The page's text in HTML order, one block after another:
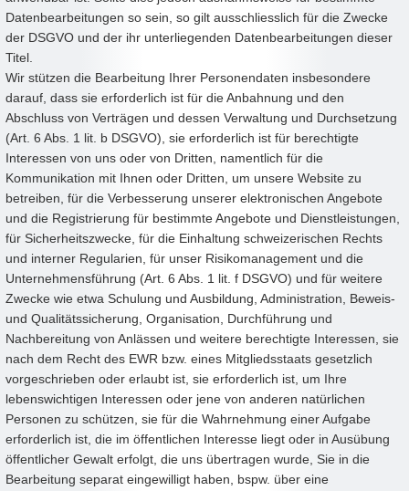
Datenbearbeitungen so sein, so gilt ausschliesslich für die Zwecke
der DSGVO und der ihr unterliegenden Datenbearbeitungen dieser
Titel.
Wir stützen die Bearbeitung Ihrer Personendaten insbesondere
darauf, dass sie erforderlich ist für die Anbahnung und den
Abschluss von Verträgen und dessen Verwaltung und Durchsetzung
(Art. 6 Abs. 1 lit. b DSGVO), sie erforderlich ist für berechtigte
Interessen von uns oder von Dritten, namentlich für die
Kommunikation mit Ihnen oder Dritten, um unsere Website zu
betreiben, für die Verbesserung unserer elektronischen Angebote
und die Registrierung für bestimmte Angebote und Dienstleistungen,
für Sicherheitszwecke, für die Einhaltung schweizerischen Rechts
und interner Regularien, für unser Risikomanagement und die
Unternehmensführung (Art. 6 Abs. 1 lit. f DSGVO) und für weitere
Zwecke wie etwa Schulung und Ausbildung, Administration, Beweis-
und Qualitätssicherung, Organisation, Durchführung und
Nachbereitung von Anlässen und weitere berechtigte Interessen, sie
nach dem Recht des EWR bzw. eines Mitgliedsstaats gesetzlich
vorgeschrieben oder erlaubt ist, sie erforderlich ist, um Ihre
lebenswichtigen Interessen oder jene von anderen natürlichen
Personen zu schützen, sie für die Wahrnehmung einer Aufgabe
erforderlich ist, die im öffentlichen Interesse liegt oder in Ausübung
öffentlicher Gewalt erfolgt, die uns übertragen wurde, Sie in die
Bearbeitung separat eingewilligt haben, bspw. über eine